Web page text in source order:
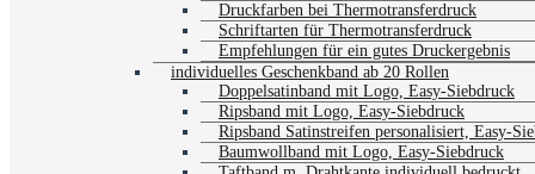
Druckfarben bei Thermotransferdruck
Schriftarten für Thermotransferdruck
Empfehlungen für ein gutes Druckergebnis
individuelles Geschenkband ab 20 Rollen
Doppelsatinband mit Logo, Easy-Siebdruck
Ripsband mit Logo, Easy-Siebdruck
Ripsband Satinstreifen personalisiert, Easy-
Baumwollband mit Logo, Easy-Siebdruck